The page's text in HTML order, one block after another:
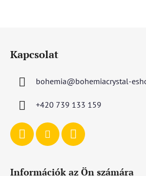
Kapcsolat
bohemia@bohemiacrystal-
+420 739 133 159
Információk az Ön számára